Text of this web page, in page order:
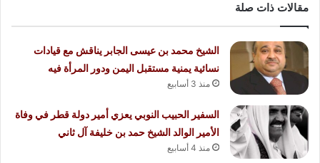
مقالات ذات صلة
الشيخ محمد بن عيسى الجابر يناقش مع قيادات
نسائية يمنية مستقبل اليمن ودور المرأة فيه
منذ 3 أسابيع
السفير الحبيب النوبي يعزي أمير دولة قطر في وفاة
الأمير الوالد الشيخ حمد بن خليفة آل ثاني
منذ 4 أسابيع